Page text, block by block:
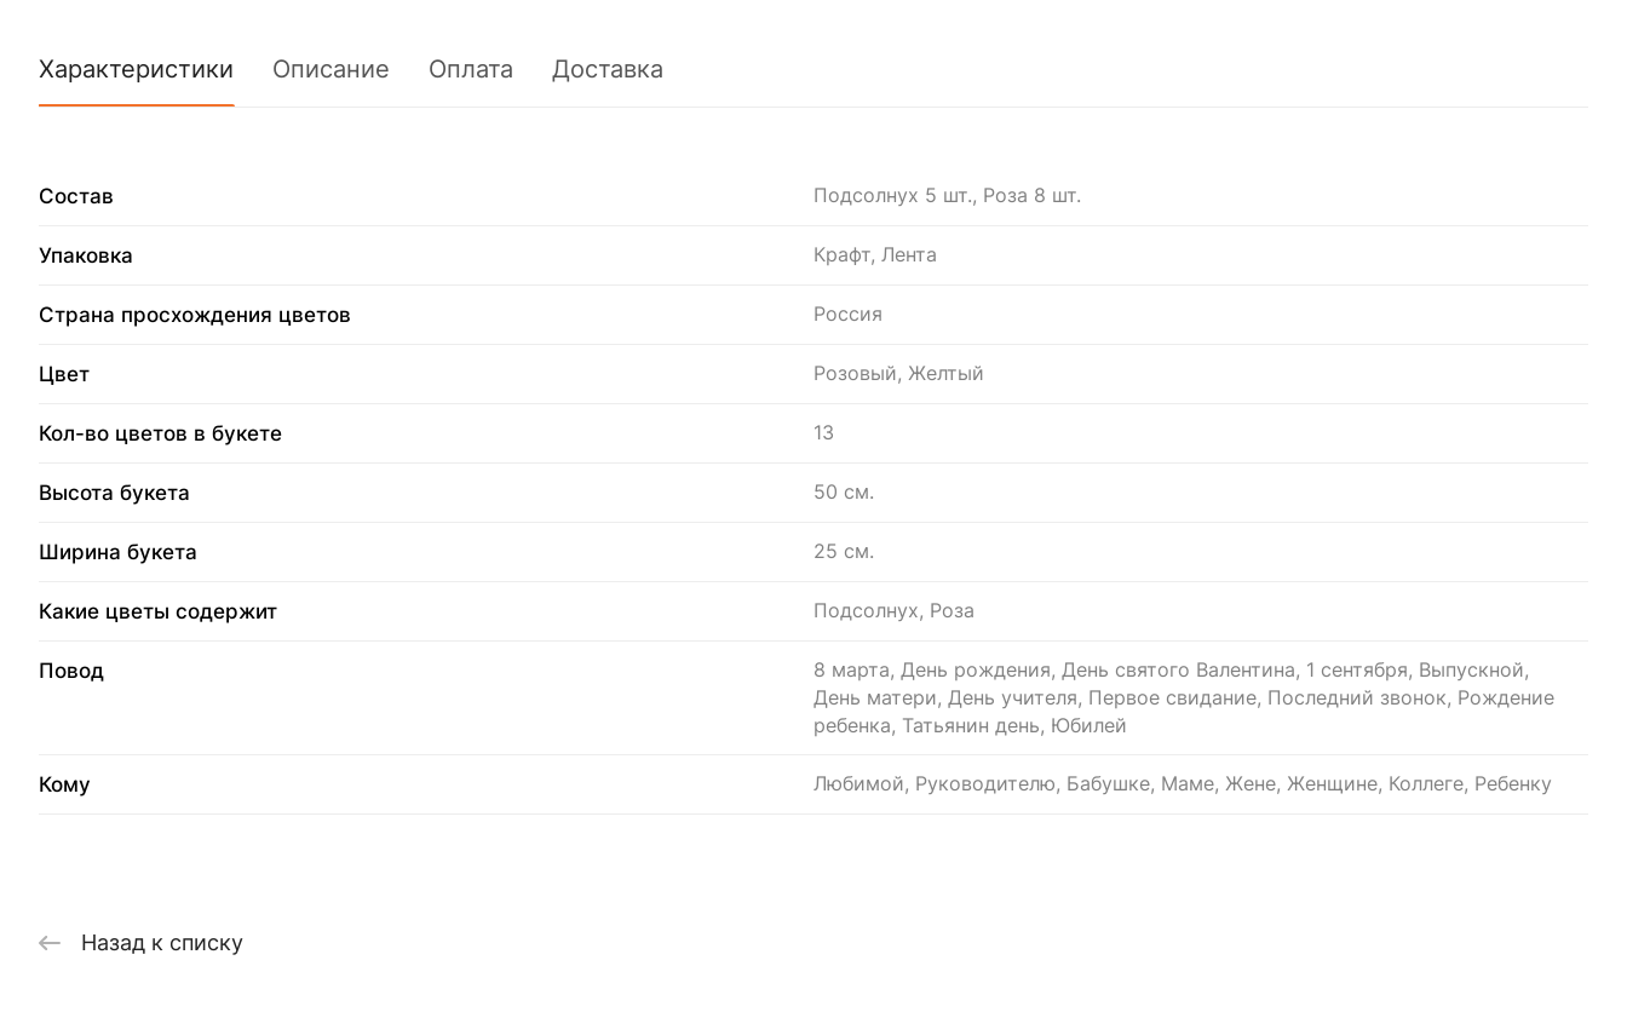
Характеристики Описание Оплата Доставка
Состав Подсолнух 5 шт., Роза 8 шт.
Упаковка Крафт, Лента
Страна просхождения цветов Россия
Цвет Розовый, Желтый
Кол-во цветов в букете 13
Высота букета 50 см.
Ширина букета 25 см.
Какие цветы содержит Подсолнух, Роза
Повод
8 марта, День рождения, День святого Валентина, 1 сентября, Выпускной,
День матери, День учителя, Первое свидание, Последний звонок, Рождение
ребенка, Татьянин день, Юбилей
Кому Любимой, Руководителю, Бабушке, Маме, Жене, Женщине, Коллеге, Ребенку
Назад к списку